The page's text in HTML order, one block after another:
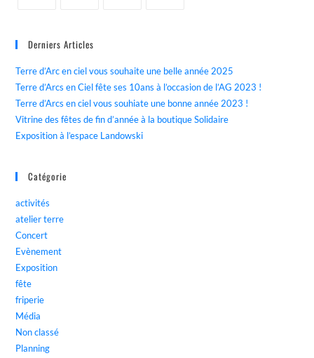
Derniers Articles
Terre d’Arc en ciel vous souhaite une belle année 2025
Terre d’Arcs en Ciel fête ses 10ans à l’occasion de l’AG 2023 !
Terre d’Arcs en ciel vous souhiate une bonne année 2023 !
Vitrine des fêtes de fin d’année à la boutique Solidaire
Exposition à l’espace Landowski
Catégorie
activités
atelier terre
Concert
Evènement
Exposition
fête
friperie
Média
Non classé
Planning